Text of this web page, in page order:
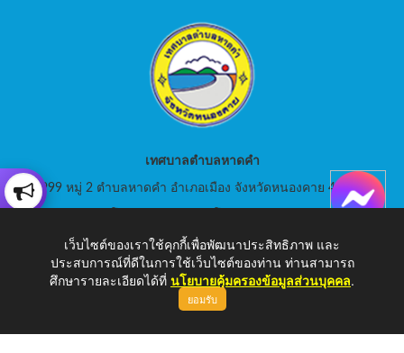
เทศบาลตำบลหาดคำ
999 หมู่ 2 ตำบลหาดคำ อำเภอเมือง จังหวัดหนองคาย 43000
E-Mail: saraban_05430105@dla.go.th
เว็บไซต์ของเราใช้คุกกี้เพื่อพัฒนาประสิทธิภาพ และ
ประสบการณ์ที่ดีในการใช้เว็บไซต์ของท่าน ท่านสามารถ
ศึกษารายละเอียดได้ที่ นโยบายคุ้มครองข้อมูลส่วนบุคคล.
ยอมรับ